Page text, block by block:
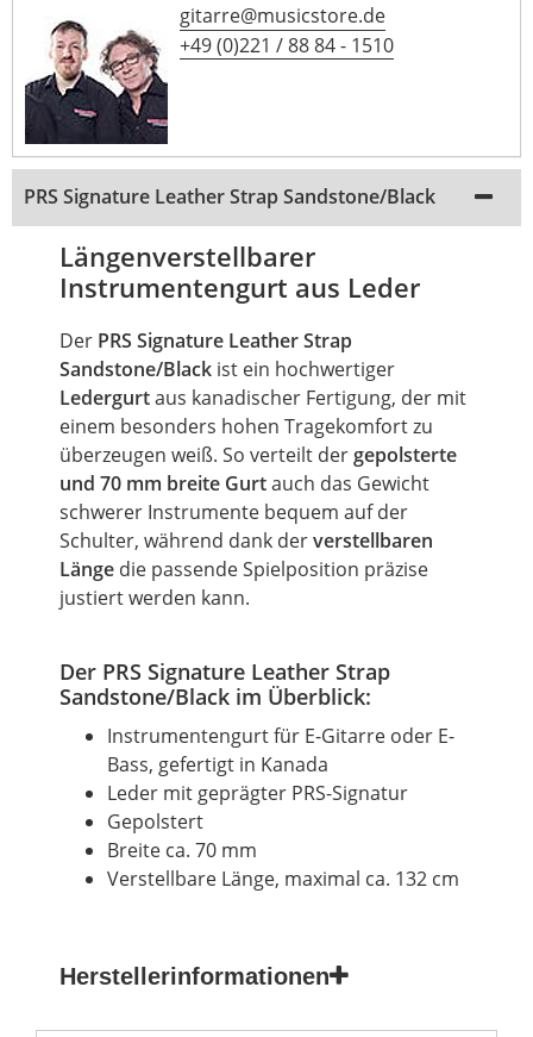
gitarre@musicstore.de
+49 (0)221 / 88 84 - 1510
PRS Signature Leather Strap Sandstone/Black
Längenverstellbarer
Instrumentengurt aus Leder
Der PRS Signature Leather Strap
Sandstone/Black ist ein hochwertiger
Ledergurtaus kanadischer Fertigung, der mit
einem besonders hohen Tragekomfort zu
überzeugen weiß. So verteilt dergepolsterte
und 70 mm breite Gurtauch das Gewicht
schwerer Instrumente bequem auf der
Schulter, während dank derverstellbaren
Länge die passende Spielposition präzise
justiert werden kann.
Der PRS Signature Leather Strap
Sandstone/Black im Überblick:
Instrumentengurt für E-Gitarre oder E-
Bass, gefertigt in Kanada
Leder mit geprägter PRS-Signatur
Gepolstert
Breite ca. 70 mm
Verstellbare Länge, maximal ca. 132 cm
Herstellerinformationen